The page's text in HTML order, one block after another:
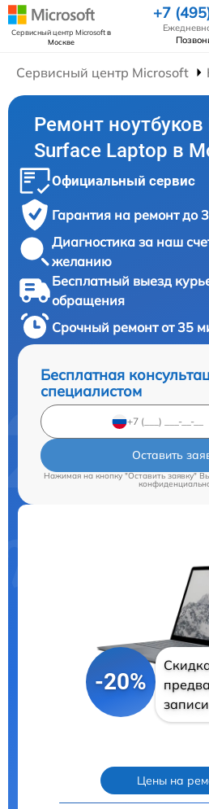
Сервисный центр Microsoftв
Москве
+7
Сервисный центр Microsoft
Ремонт
Surface Laptop в
Официальный сервис
Гарантия на ремонт до
Диагностика за наш
желанию
Бесплатный выезд
обращения
Срочный ремонт от 35
Бесплатная
специалистом
Оставить
Нажимая на кнопку "Оставить заявку"
-20%
Цены на